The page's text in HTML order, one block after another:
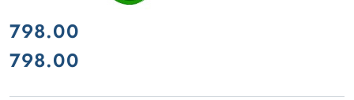
cena:
798.00
Cena:
798.00